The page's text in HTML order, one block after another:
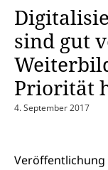
sind gut
Priorität
4. September 2017
Veröffentlichung